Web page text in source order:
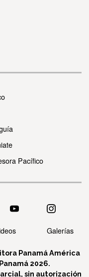
Pacífico
Galerías
Panamá América
2026.
sin autorización